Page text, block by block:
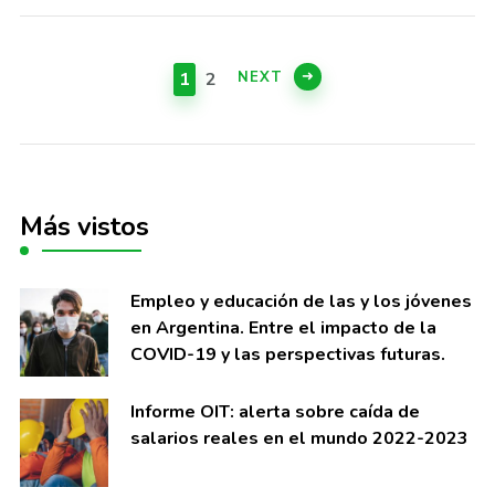
entradas
PAGE
1 PAGE
2 NEXT
Más vistos
Empleo y educación de las y los jóvenes
en Argentina. Entre el impacto de la
COVID-19 y las perspectivas futuras.
Informe OIT: alerta sobre caí­da de
salarios reales en el mundo 2022-2023